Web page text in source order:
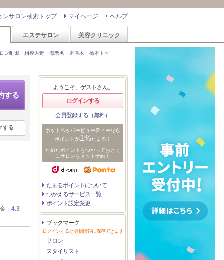
ヘルプ
マイページ
ンサロン検索トップ
エステサロン 美容クリニック
ン町田・相模大野・海老名・本厚木・橋本トッ
する
する
4.3
ようこそ、ゲストさん。
ログインする
会員登録する（無料）
ホットペッパービューティーなら
ポイントが1%たまる！
ためたポイントをつかっておとく
にサロンをネット予約！
たまるポイントについて
つかえるサービス一覧
ポイント設定変更
ブックマーク
ログインすると会員情報に保存できます
サロン
スタイリスト